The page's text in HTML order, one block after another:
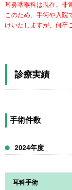
耳鼻咽喉科は現在、非
このため、手術や入院
けいたしますが、何卒
診療実績
手術件数
2024年度
耳科手術